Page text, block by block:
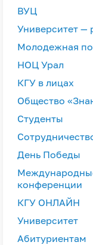
ВУЦ
Университет —
Молодежная
НОЦ Урал
КГУ в лицах
Общество
Студенты
День Победы
конференции
КГУ ОНЛАЙН
Университет
Абитуриентам